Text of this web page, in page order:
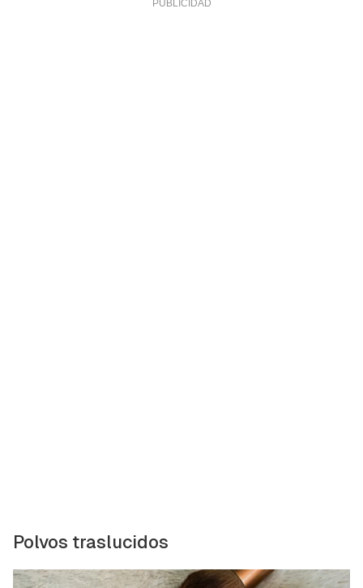
Polvos traslucidos